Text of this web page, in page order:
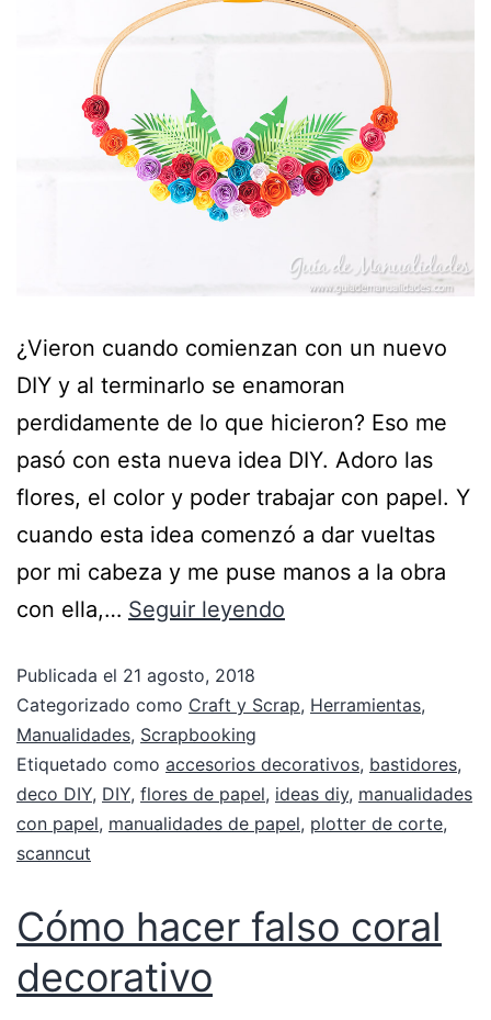
¿Vieron cuando comienzan con un nuevo
DIY y al terminarlo se enamoran
perdidamente de lo que hicieron? Eso me
pasó con esta nueva idea DIY. Adoro las
flores, el color y poder trabajar con papel. Y
cuando esta idea comenzó a dar vueltas
por mi cabeza y me puse manos a la obra
con ella,… Seguir leyendo
Publicada el 21 agosto, 2018
Categorizado como Craft y Scrap, Herramientas,
Manualidades, Scrapbooking
Etiquetado como accesorios decorativos, bastidores,
deco DIY, DIY, flores de papel, ideas diy, manualidades
con papel, manualidades de papel, plotter de corte,
scanncut
Cómo hacer falso coral
decorativo